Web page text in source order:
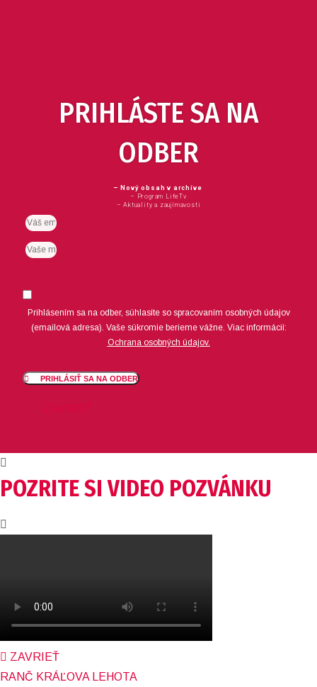
PRIHLÁSTE SA NA
ODBER
– Nový obsah v archíve
– Program LifeTv
– Aktuality a zaujímavosti
Prihlásením sa na odber, súhlasíte so spracovaním osobných údajov
(emailová adresa). Vaše súkromie berieme vážne. Viac informácií:
Ochrana osobných údajov.
PRIHLÁSIŤ SA NA ODBER
POZRITE SI VIDEO POZVÁNKU
ZAVRIEŤ
RANČ KRÁĽOVA LEHOTA